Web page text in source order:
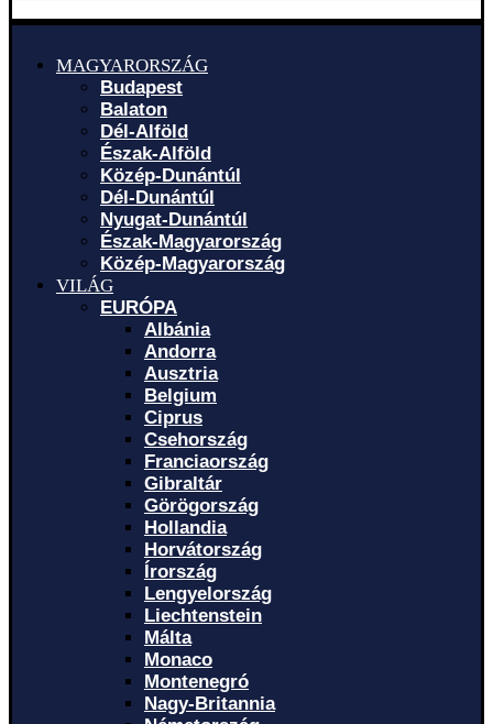
MAGYARORSZÁG
Budapest
Balaton
Dél-Alföld
Észak-Alföld
Közép-Dunántúl
Dél-Dunántúl
Nyugat-Dunántúl
Észak-Magyarország
Közép-Magyarország
VILÁG
EURÓPA
Albánia
Andorra
Ausztria
Belgium
Ciprus
Csehország
Franciaország
Gibraltár
Görögország
Hollandia
Horvátország
Írország
Lengyelország
Liechtenstein
Málta
Monaco
Montenegró
Nagy-Britannia